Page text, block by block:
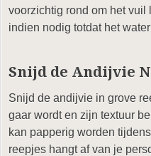
voorzichtig rond om het vuil
indien nodig totdat het
Snijd de Andijvie
Snijd de andijvie in grove
gaar wordt en zijn textuur
kan papperig worden
reepjes hangt af van je